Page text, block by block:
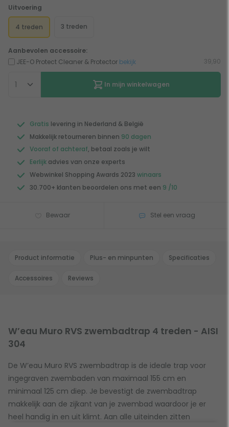
Uitvoering
4 treden 3 treden
Aanbevolen accessoire:
JEE-O Protect Cleaner & Protector bekijk 39,90
In mijn winkelwagen
Gratis levering in Nederland & België
Makkelijk retourneren binnen 90 dagen
Vooraf of achteraf, betaal zoals je wilt
Eerlijk advies van onze experts
Webwinkel Shopping Awards 2023 winaars
30.700+ klanten beoordelen ons met een 9 /10
Bewaar Stel een vraag
Product informatie Plus- en minpunten Specificaties
Accessoires Reviews
W’eau Muro RVS zwembadtrap 4 treden - AISI
304
De W’eau Muro RVS zwembadtrap is de ideale trap voor
ingegraven zwembaden van maximaal 155 cm en
minimaal 125 cm diep. Je bevestigt de zwembadtrap
makkelijk aan de zijkant van je zwembad waardoor je er
heel handig in en uit klimt. Aan alle uiteinden zitten